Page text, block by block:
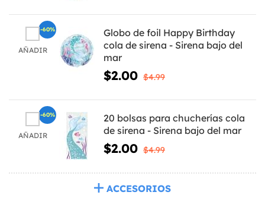
AÑADIR
Globo de foil Happy Birthday
cola de sirena - Sirena bajo del
mar
$2.00 $4.99
-60%
AÑADIR
20 bolsas para chucherías cola
de sirena - Sirena bajo del mar
$2.00 $4.99
-60%
ACCESORIOS